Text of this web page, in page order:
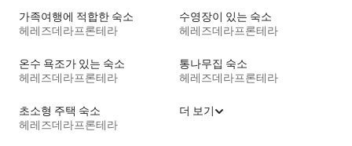
가족여행에 적합한 숙소
헤레즈데라프론테라
수영장이 있는 숙소
헤레즈데라프론테라
온수 욕조가 있는 숙소
헤레즈데라프론테라
통나무집 숙소
헤레즈데라프론테라
초소형 주택 숙소
헤레즈데라프론테라
더 보기